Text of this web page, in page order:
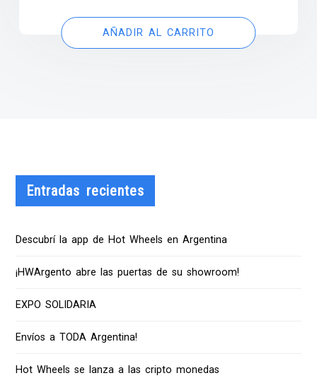
AÑADIR AL CARRITO
Entradas recientes
Descubrí la app de Hot Wheels en Argentina
¡HWArgento abre las puertas de su showroom!
EXPO SOLIDARIA
Envíos a TODA Argentina!
Hot Wheels se lanza a las cripto monedas